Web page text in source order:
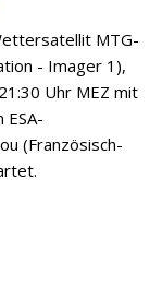
MTG-
- Imager 1),
Uhr MEZ mit
(Französisch-